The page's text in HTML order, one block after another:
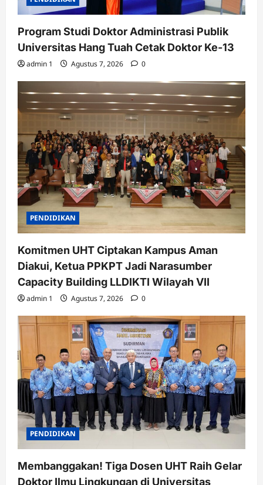
Program Studi Doktor Administrasi Publik
Universitas Hang Tuah Cetak Doktor Ke-13
admin 1 Agustus 7, 2026 0
PENDIDIKAN
Komitmen UHT Ciptakan Kampus Aman
Diakui, Ketua PPKPT Jadi Narasumber
Capacity Building LLDIKTI Wilayah VII
admin 1 Agustus 7, 2026 0
PENDIDIKAN
Membanggakan! Tiga Dosen UHT Raih Gelar
Doktor Ilmu Lingkungan di Universitas